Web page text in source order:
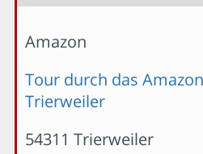
Amazon
Tour durch das
Trierweiler
54311 Trierweiler